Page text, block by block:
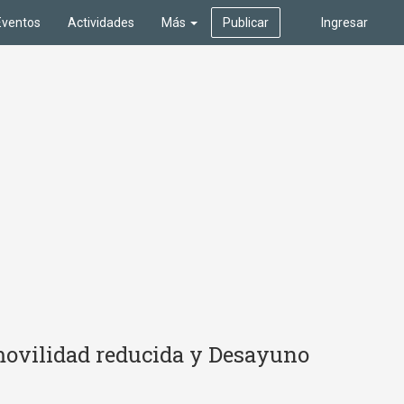
Ingresar
Actividades Más Publicar
reducida y Desayuno